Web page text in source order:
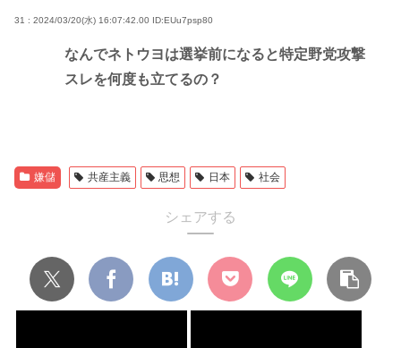
31 : 2024/03/20(水) 16:07:42.00 ID:EUu7psp80
なんでネトウヨは選挙前になると特定野党攻撃
スレを何度も立てるの？
嫌儲 共産主義 思想 日本 社会
シェアする